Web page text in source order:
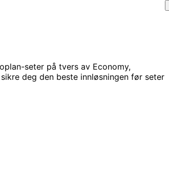
seter på tvers av Economy,
deg den beste innløsningen før seter